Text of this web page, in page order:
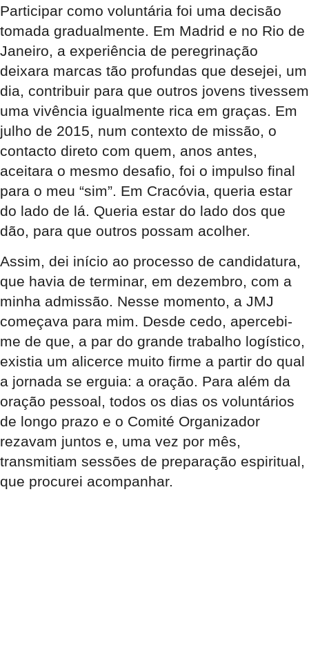
Participar como voluntária foi uma decisão
tomada gradualmente. Em Madrid e no Rio de
Janeiro, a experiência de peregrinação
deixara marcas tão profundas que desejei, um
dia, contribuir para que outros jovens tivessem
uma vivência igualmente rica em graças. Em
julho de 2015, num contexto de missão, o
contacto direto com quem, anos antes,
aceitara o mesmo desafio, foi o impulso final
para o meu “sim”. Em Cracóvia, queria estar
do lado de lá. Queria estar do lado dos que
dão, para que outros possam acolher.
Assim, dei início ao processo de candidatura,
que havia de terminar, em dezembro, com a
minha admissão. Nesse momento, a JMJ
começava para mim. Desde cedo, apercebi-
me de que, a par do grande trabalho logístico,
existia um alicerce muito firme a partir do qual
a jornada se erguia: a oração. Para além da
oração pessoal, todos os dias os voluntários
de longo prazo e o Comité Organizador
rezavam juntos e, uma vez por mês,
transmitiam sessões de preparação espiritual,
que procurei acompanhar.